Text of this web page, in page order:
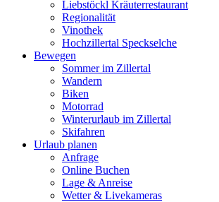
Liebstöckl Kräuterrestaurant
Regionalität
Vinothek
Hochzillertal Speckselche
Bewegen
Sommer im Zillertal
Wandern
Biken
Motorrad
Winterurlaub im Zillertal
Skifahren
Urlaub planen
Anfrage
Online Buchen
Lage & Anreise
Wetter & Livekameras